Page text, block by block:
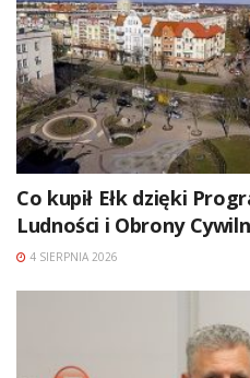
Co kupił Ełk dzięki
Ludności i Obrony
4 SIERPNIA 2026